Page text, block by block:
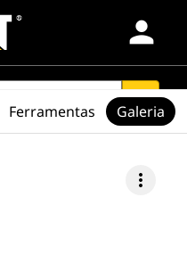
person
search
more_vert
Ferramentas Galeria